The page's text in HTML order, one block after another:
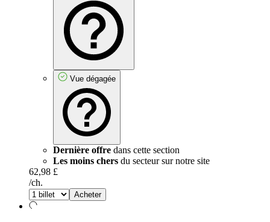
Vue dégagée
Dernière offre dans cette section
Les moins chers du secteur sur notre site
62,98 £
/ch.
Acheter